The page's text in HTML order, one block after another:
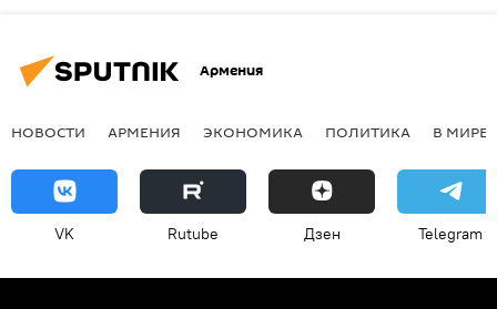
Армения
НОВОСТИ АРМЕНИЯ ЭКОНОМИКА ПОЛИТИКА В МИРЕ
VK Rutube Дзен Telegram